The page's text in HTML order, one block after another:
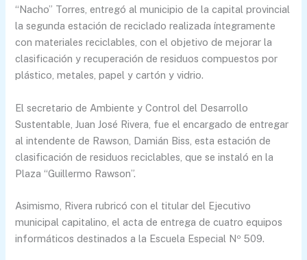
“Nacho” Torres, entregó al municipio de la capital provincial
la segunda estación de reciclado realizada íntegramente
con materiales reciclables, con el objetivo de mejorar la
clasificación y recuperación de residuos compuestos por
plástico, metales, papel y cartón y vidrio.
El secretario de Ambiente y Control del Desarrollo
Sustentable, Juan José Rivera, fue el encargado de entregar
al intendente de Rawson, Damián Biss, esta estación de
clasificación de residuos reciclables, que se instaló en la
Plaza “Guillermo Rawson”.
Asimismo, Rivera rubricó con el titular del Ejecutivo
municipal capitalino, el acta de entrega de cuatro equipos
informáticos destinados a la Escuela Especial Nº 509.